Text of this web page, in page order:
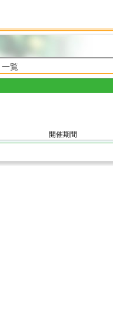
覧
開催期間